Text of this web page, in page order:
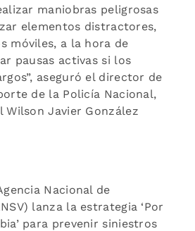
maniobras peligrosas
elementos distractores,
móviles, a la hora de
pausas activas si los
aseguró el director de
de la Policía Nacional,
Wilson Javier González
Nacional de
lanza la estrategia ‘Por
para prevenir siniestros